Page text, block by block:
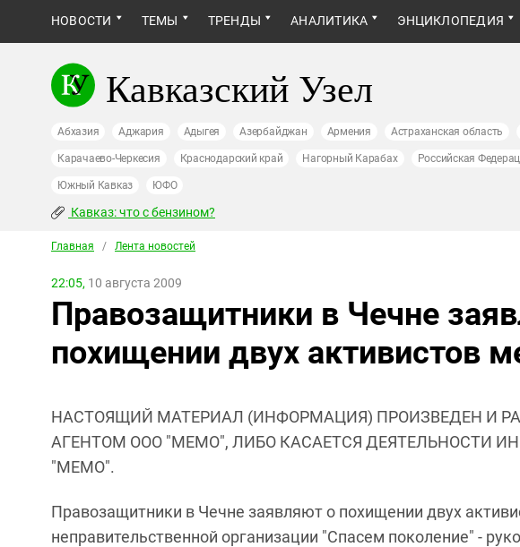
НОВОСТИ ТЕМЫ ТРЕНДЫ АНАЛИТИКА ЭНЦИКЛОПЕДИЯ
Кавказский Узел
Абхазия Аджария Адыгея Азербайджан Армения Астраханская область
Карачаево-Черкесия Краснодарский край Нагорный Карабах Российская
Южный Кавказ ЮФО
Кавказ: что с бензином?
Главная / Лента новостей
22:05, 10 августа 2009
Правозащитники в Чечне
похищении двух активистов
НАСТОЯЩИЙ МАТЕРИАЛ (ИНФОРМАЦИЯ) ПРОИЗВЕДЕН И
АГЕНТОМ ООО "МЕМО", ЛИБО КАСАЕТСЯ ДЕЯТЕЛЬНОСТИ
"МЕМО".
Правозащитники в Чечне заявляют о похищении двух
неправительственной организации "Спасем поколение" -